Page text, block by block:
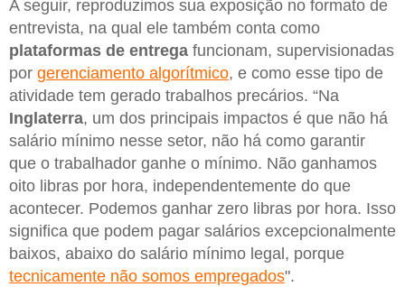
A seguir, reproduzimos sua exposição no formato de
entrevista, na qual ele também conta como
plataformas de entrega funcionam, supervisionadas
por gerenciamento algorítmico, e como esse tipo de
atividade tem gerado trabalhos precários. “Na
Inglaterra, um dos principais impactos é que não há
salário mínimo nesse setor, não há como garantir
que o trabalhador ganhe o mínimo. Não ganhamos
oito libras por hora, independentemente do que
acontecer. Podemos ganhar zero libras por hora. Isso
significa que podem pagar salários excepcionalmente
baixos, abaixo do salário mínimo legal, porque
tecnicamente não somos empregados".